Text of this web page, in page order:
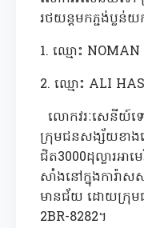
រថយន្តមកភ្ជង់ប្ល
1. ឈ្មោះ
2. ឈ្មោះ ALI
លោកវរៈសេនីយ៍ទោ
ក្រុមជនសង្ស័យខាង
ជិត3000ដុល្លារអា
សាំងនៅក្នុងការ៉ា
មានជ័យ ដោយក្រុមជ
2BR-8282។